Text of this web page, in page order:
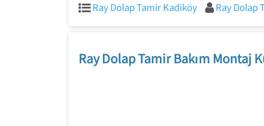
Ray Dolap Tamir Kadiköy Ray Dolap
Ray Dolap Tamir Bakım Montaj